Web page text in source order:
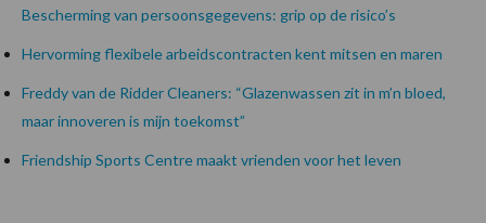
Bescherming van persoonsgegevens: grip op de risico’s
Hervorming flexibele arbeidscontracten kent mitsen en maren
Freddy van de Ridder Cleaners: “Glazenwassen zit in m’n bloed,
maar innoveren is mijn toekomst”
Friendship Sports Centre maakt vrienden voor het leven